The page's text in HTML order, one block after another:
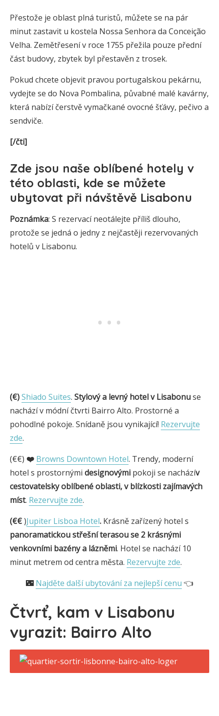
Přestože je oblast plná turistů, můžete se na pár
minut zastavit u kostela Nossa Senhora da Conceição
Velha. Zemětřesení v roce 1755 přežila pouze přední
část budovy, zbytek byl přestavěn z trosek.
Pokud chcete objevit pravou portugalskou pekárnu,
vydejte se do Nova Pombalina, půvabné malé kavárny,
která nabízí čerstvě vymačkané ovocné šťávy, pečivo a
sendviče.
[/čti]
Zde jsou naše oblíbené hotely v
této oblasti, kde se můžete
ubytovat při návštěvě Lisabonu
Poznámka: S rezervací neotálejte příliš dlouho,
protože se jedná o jedny z nejčastěji rezervovaných
hotelů v Lisabonu.
(€)Shiado Suites. Stylový a levný hotel v Lisabonuse
nachází v módní čtvrti Bairro Alto. Prostorné a
pohodlné pokoje. Snídaně jsou vynikající! Rezervujte
zde.
(€€) ❤️ Browns Downtown Hotel. Trendy, moderní
hotel s prostornými designovými pokoji se nacházív
cestovatelsky oblíbené oblasti, v blízkosti zajímavých
míst. Rezervujte zde.
(€€)Jupiter Lisboa Hotel. Krásně zařízený hotel s
panoramatickou střešní terasou se 2 krásnými
venkovními bazény a lázněmi. Hotel se nachází 10
minut metrem od centra města. Rezervujte zde.
🌃 Najděte další ubytování za nejlepší cenu 👈
Čtvrť, kam v Lisabonu
vyrazit: Bairro Alto